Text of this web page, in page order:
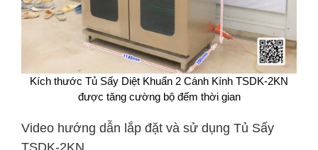
Kích thước Tủ Sấy Diệt Khuẩn 2 Cánh Kính TSDK-2KN
được tăng cường bộ đếm thời gian
Video hướng dẫn lắp đặt và sử dụng Tủ Sấy